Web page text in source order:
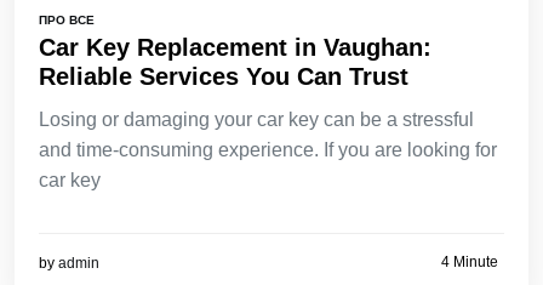
ПРО ВСЕ
Car Key Replacement in Vaughan:
Reliable Services You Can Trust
Losing or damaging your car key can be a stressful
and time-consuming experience. If you are looking for
car key
by admin 4 Minute